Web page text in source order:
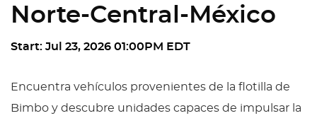
Norte-Central-México
Start: Jul 23, 2026 01:00PM EDT
Encuentra vehículos provenientes de la flotilla de
Bimbo y descubre unidades capaces de impulsar la